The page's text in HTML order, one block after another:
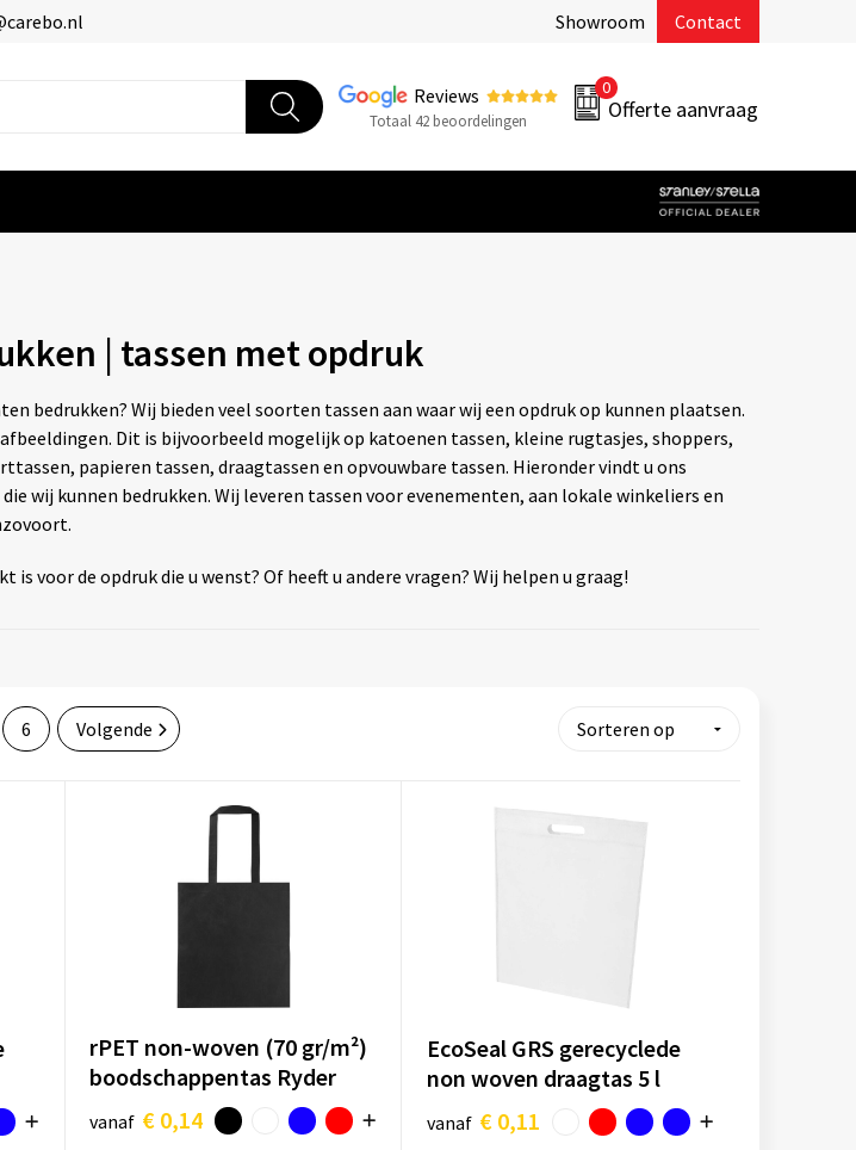
Showroom Contact
Reviews
Totaal 42 beoordelingen
0
Offerte aanvraag
| tassen met opdruk
bedrukken? Wij bieden veel soorten tassen aan waar wij een opdruk op kunnen plaatsen.
Dit is bijvoorbeeld mogelijk op katoenen tassen, kleine rugtasjes, shoppers,
papieren tassen, draagtassen en opvouwbare tassen. Hieronder vindt u ons
wij kunnen bedrukken. Wij leveren tassen voor evenementen, aan lokale winkeliers en
is voor de opdruk die u wenst? Of heeft u andere vragen? Wij helpen u graag!
6 Volgende
rPET non-woven (70 gr/m²)
boodschappentas Ryder
vanaf € 0,14
EcoSeal GRS gerecyclede
non woven draagtas 5 l
vanaf € 0,11